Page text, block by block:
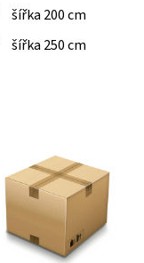
šířka 200 cm
šířka 250 cm